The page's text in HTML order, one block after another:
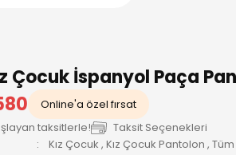
Çocuk İspanyol Paça
Online'a özel fırsat
taksitlerle!
Taksit Seçenekleri
Kız Çocuk , Kız Çocuk Pantolon ,